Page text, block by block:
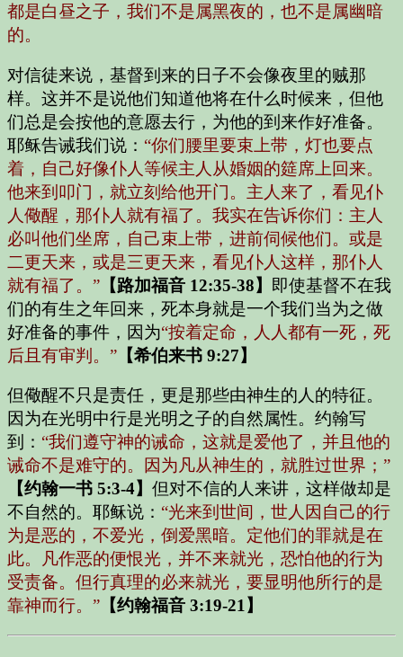
都是白昼之子，我们不是属黑夜的，也不是属幽暗
的。
对信徒来说，基督到来的日子不会像夜里的贼那
样。这并不是说他们知道他将在什么时候来，但他
们总是会按他的意愿去行，为他的到来作好准备。
耶稣告诫我们说： “你们腰里要束上带，灯也要点
着，自己好像仆人等候主人从婚姻的筵席上回来。
他来到叩门，就立刻给他开门。主人来了，看见仆
人儆醒，那仆人就有福了。我实在告诉你们：主人
必叫他们坐席，自己束上带，进前伺候他们。或是
二更天来，或是三更天来，看见仆人这样，那仆人
就有福了。” 【路加福音 12:35-38】 即使基督不在我
们的有生之年回来，死本身就是一个我们当为之做
好准备的事件，因为“按着定命，人人都有一死，死
后且有审判。” 【希伯来书 9:27】
但儆醒不只是责任，更是那些由神生的人的特征。
因为在光明中行是光明之子的自然属性。约翰写
到： “我们遵守神的诫命，这就是爱他了，并且他的
诫命不是难守的。因为凡从神生的，就胜过世界；”
【约翰一书 5:3-4】 但对不信的人来讲，这样做却是
不自然的。耶稣说： “光来到世间，世人因自己的行
为是恶的，不爱光，倒爱黑暗。定他们的罪就是在
此。凡作恶的便恨光，并不来就光，恐怕他的行为
受责备。但行真理的必来就光，要显明他所行的是
靠神而行。” 【约翰福音 3:19-21】